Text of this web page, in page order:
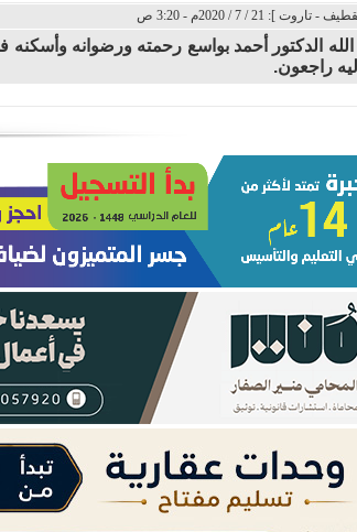
- تاروت ]: 21 / 7 / 2020م - 3:20 ص
الله الدكتور أحمد بواسع رحمته ورضوانه وأسكنه
راجعون.